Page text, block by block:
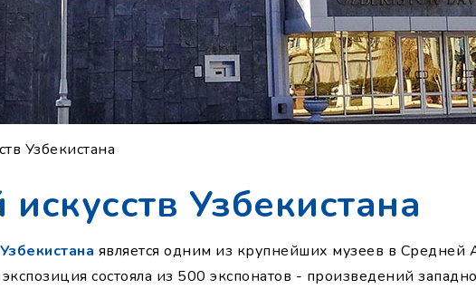
Узбекистана
Узбекистана
является одним из крупнейших музеев в Средней
состояла из 500 экспонатов - произведений